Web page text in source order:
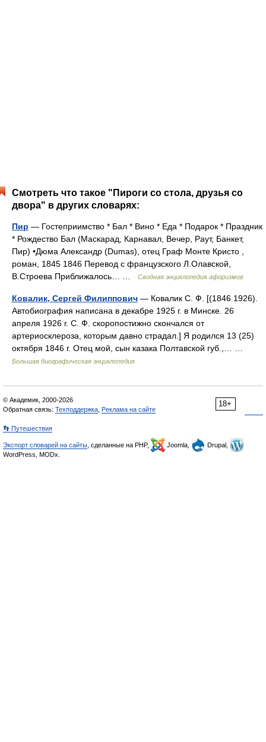
Смотреть что такое "Пироги со стола, друзья со
двора" в других словарях:
Пир — Гостеприимство * Бал * Вино * Еда * Подарок * Праздник
* Рождество Бал (Маскарад, Карнавал, Вечер, Раут, Банкет,
Пир) •Дюма Александр (Dumas), отец Граф Монте Кристо ,
роман, 1845 1846 Перевод с французского Л.Олавской,
В.Строева Приближалось… …
Сводная энциклопедия афоризмов
Ковалик, Сергей Филиппович — Ковалик С. Ф. [(1846 1926).
Автобиография написана в декабре 1925 г. в Минске. 26
апреля 1926 г. С. Ф. скоропостижно скончался от
артериосклероза, которым давно страдал.] Я родился 13 (25)
октября 1846 г. Отец мой, сын казака Полтавской губ.,… …
Большая биографическая энциклопедия
18+
© Академик, 2000-2026
Обратная связь: Техподдержка Реклама на сайте
👣 Путешествия
Экспорт словарей на сайты , сделанные на PHP, Joomla,
Drupal,
WordPress, MODx.